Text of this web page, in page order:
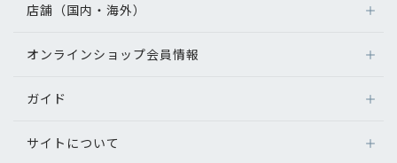
店舗（国内・海外）
オンラインショップ会員情報
ガイド
サイトについて